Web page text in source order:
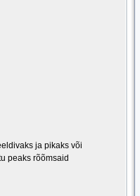
ja pikaks või
peaks rõõmsaid